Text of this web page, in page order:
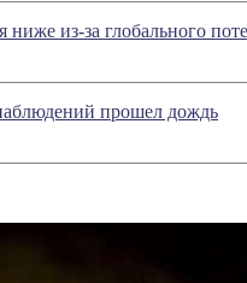
из-за глобального
прошел дождь